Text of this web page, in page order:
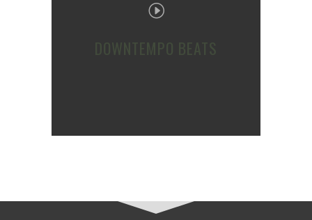
DOWNTEMPO BEATS